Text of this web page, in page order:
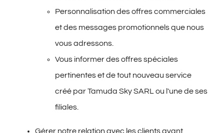
Personnalisation des offres commerciales
et des messages promotionnels que nous
vous adressons.
Vous informer des offres spéciales
pertinentes et de tout nouveau service
créé par Tamuda Sky SARL ou l'une de ses
filiales.
Gérer notre relation avec les clients avant,